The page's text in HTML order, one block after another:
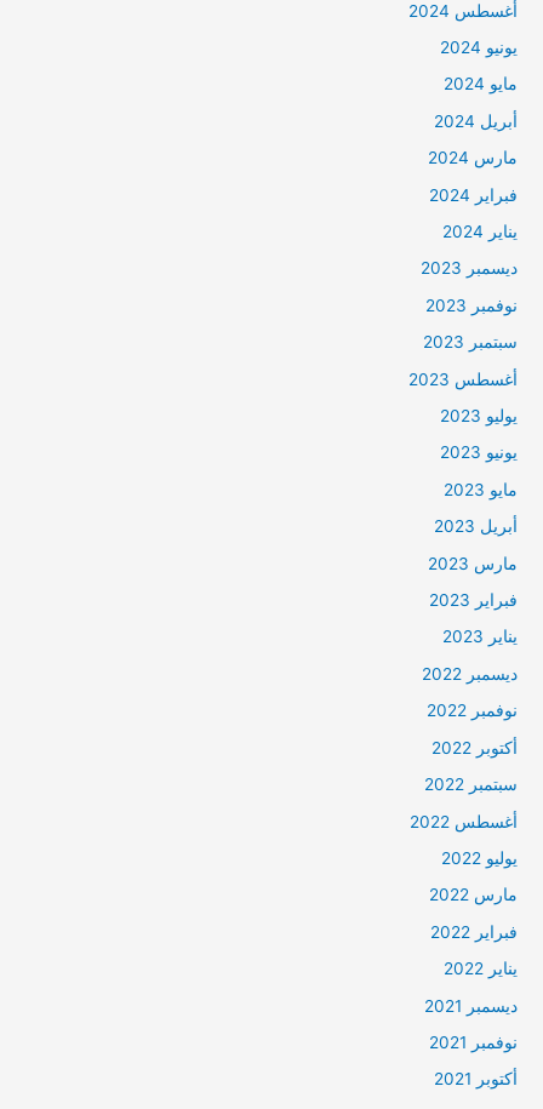
أغسطس 2024
يونيو 2024
مايو 2024
أبريل 2024
مارس 2024
فبراير 2024
يناير 2024
ديسمبر 2023
نوفمبر 2023
سبتمبر 2023
أغسطس 2023
يوليو 2023
يونيو 2023
مايو 2023
أبريل 2023
مارس 2023
فبراير 2023
يناير 2023
ديسمبر 2022
نوفمبر 2022
أكتوبر 2022
سبتمبر 2022
أغسطس 2022
يوليو 2022
مارس 2022
فبراير 2022
يناير 2022
ديسمبر 2021
نوفمبر 2021
أكتوبر 2021